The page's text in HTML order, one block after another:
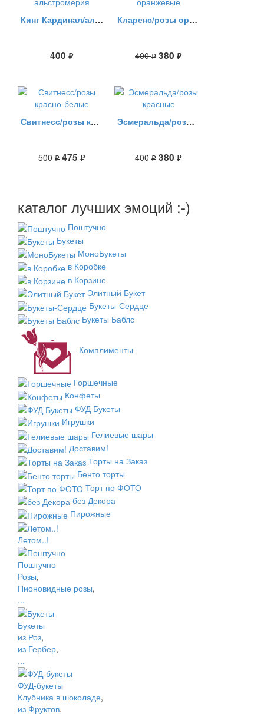
Кинг Кардинал/альстромерия
400 руб.
Кларенс/розы оранжевые
400руб. 380 руб.
Свитнесс/розы красно-белые
500руб. 475 руб.
Эсмеральда/розы красные
400руб. 380 руб.
каталог лучших эмоций :-)
Поштучно
Букеты
МоноБукеты
в Коробке
в Корзине
Элитный Букет
Букеты-Сердце
Букеты Баблс
Комплименты
Горшечные
Конфеты
ФУД Букеты
Игрушки
Гелиевые шары
Доставим!
Торты на Заказ
Бенто торты
Торт по ФОТО
без Декора
Пирожные
Летом..!
Поштучно
Розы,
Пионовидные розы,
...
Букеты
из Роз,
из Гербер,
...
ФУД-букеты
Клубника в шоколаде,
из Фруктов,